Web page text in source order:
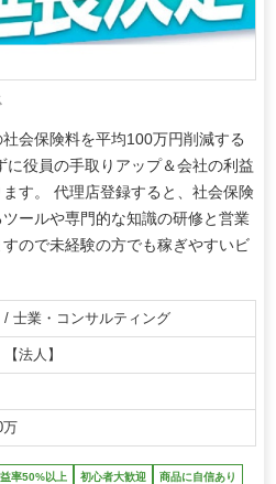
社会保険料を平均100万円削減する
役員の手取りアップ＆会社の利益
す。 代理店登録すると、社会保険
ールや専門的な知識の研修と営業
ので未経験の方でも稼ぎやすいビ
/ 士業・コンサルティング
【法人】
万
率50%以上 初心者大歓迎 商品に自信あり